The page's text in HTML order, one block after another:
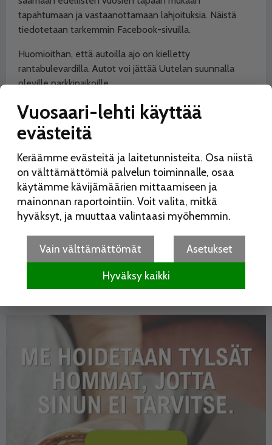
tapahtumaan ja vastaanottamaan lahjoituksia. Näistä
tiedotetaan tarkemmin Facebook-sivuilla.
Huomioithan, että autoilla ajo on kielletty
rantabulevardilla. Autot voi jättää Uutelan suunnalla
oleville parkkipaikoille.
Kirppispäivää ei tarvitse viettää nälkäisenä. Ostajille ja
myyjille on tarjolla grillimakkaraa, kahvia, mehua ja pullaa.
Helsinki/Soihdut ry. Myyntipaikkamaksu ja kahvilan tuotto
käytetään vuosaarelaisten lasten, nuorten ja perheiden
tukemiseen.
Lue lisää aiheesta:
AURINKOKIRPPIS LIONS CLUB SOIHDUT TAPAHTUMA
Vuosaari-lehti käyttää
evästeitä
Keräämme evästeitä ja laitetunnisteita. Osa niistä
on välttämättömiä palvelun toiminnalle, osaa
käytämme kävijämäärien mittaamiseen ja
mainonnan raportointiin. Voit valita, mitkä
hyväksyt, ja muuttaa valintaasi myöhemmin.
Vain välttämättömät Asetukset
Hyväksy kaikki